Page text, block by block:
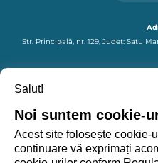
Str. Principală, nr. 129, Județ: Satu
Tel: +40
Fax:
E-mail:
Salut!
Noi suntem cookie-
Acest site folosește cookie-
continuare vă exprimați